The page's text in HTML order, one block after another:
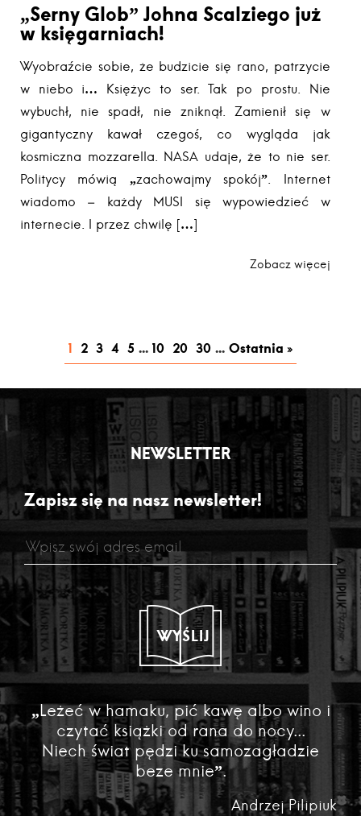
„Serny Glob” Johna Scalziego już
w księgarniach!
Wyobraźcie sobie, że budzicie się rano, patrzycie
w niebo i… Księżyc to ser. Tak po prostu. Nie
wybuchł, nie spadł, nie zniknął. Zamienił się w
gigantyczny kawał czegoś, co wygląda jak
kosmiczna mozzarella. NASA udaje, że to nie ser.
Politycy mówią „zachowajmy spokój”. Internet
wiadomo – każdy MUSI się wypowiedzieć w
internecie. I przez chwilę […]
Zobacz więcej
1 2 3 4 5 ... 10 20 30 ... Ostatnia »
NEWSLETTER
Zapisz się na nasz newsletter!
WYŚLIJ
„Leżeć w hamaku, pić kawę albo wino i
czytać książki od rana do nocy...
Niech świat pędzi ku samozagładzie
beze mnie”.
Andrzej Pilipiuk